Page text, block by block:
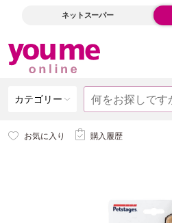
ネットスーパー
カテゴリー
お気に入り 購入履歴